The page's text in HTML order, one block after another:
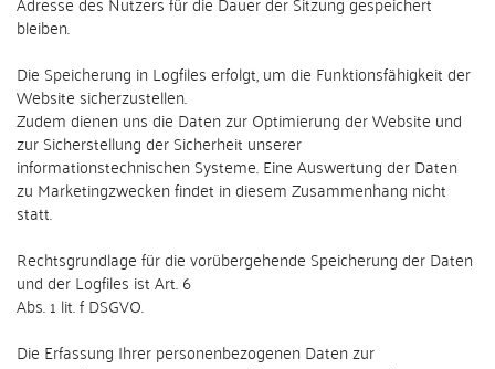
bleiben.
Die Speicherung in Logfiles erfolgt, um die Funktionsfähigkeit der
Website sicherzustellen.
Zudem dienen uns die Daten zur Optimierung der Website und
zur Sicherstellung der Sicherheit unserer
informationstechnischen Systeme. Eine Auswertung der Daten
zu Marketingzwecken findet in diesem Zusammenhang nicht
statt.
Rechtsgrundlage für die vorübergehende Speicherung der Daten
und der Logfiles ist Art. 6
Abs. 1 lit. f DSGVO.
Die Erfassung Ihrer personenbezogenen Daten zur